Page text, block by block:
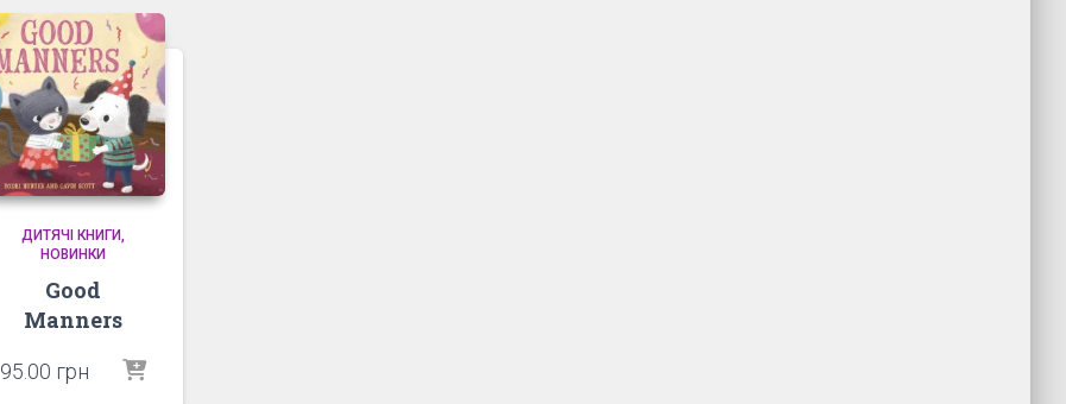
ДИТЯЧІ КНИГИ
НОВИНКИ
Good
Manners
95.00 грн